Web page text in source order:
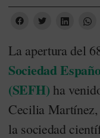
La apertura del
Sociedad
(SEFH) ha
Cecilia Martínez,
la sociedad